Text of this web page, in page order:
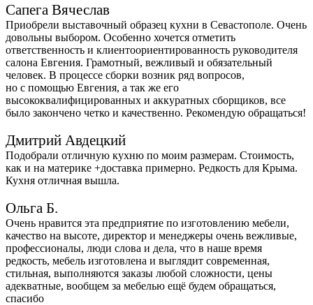
Сапега Вячеслав
Приобрели выставочный образец кухни в Севастополе. Очень
довольны выбором. Особенно хочется отметить
ответственность и клиентоориентированность руководителя
салона Евгения. Грамотный, вежливый и обязательный
человек. В процессе сборки возник ряд вопросов,
но с помощью Евгения, а так же его
высококвалифицированных и аккуратных сборщиков, все
было закончено четко и качественно. Рекомендую обращаться!
Дмитрий Авдецкий
Подобрали отличную кухню по моим размерам. Стоимость,
как и на материке +доставка примерно. Редкость для Крыма.
Кухня отличная вышла.
Ольга Б.
Очень нравится эта предприятие по изготовлению мебели,
качество на высоте, директор и менеджеры очень вежливые,
профессионалы, люди слова и дела, что в наше время
редкость, мебель изготовлена и выглядит современная,
стильная, выполняются заказы любой сложности, цены
адекватные, вообщем за мебелью ещё будем обращаться,
спасибо